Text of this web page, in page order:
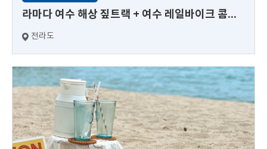
라마다 여수 해상 짚트랙 + 여수 레일바이크 콤보 이용권
전라도